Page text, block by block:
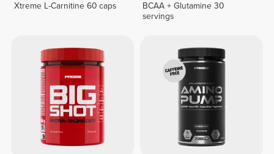
Xtreme L-Carnitine 60 caps
BCAA + Glutamine 30
servings